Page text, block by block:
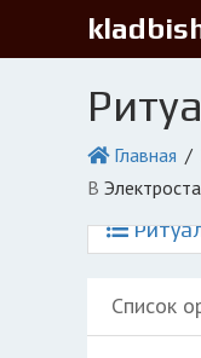
Главная
в
Список